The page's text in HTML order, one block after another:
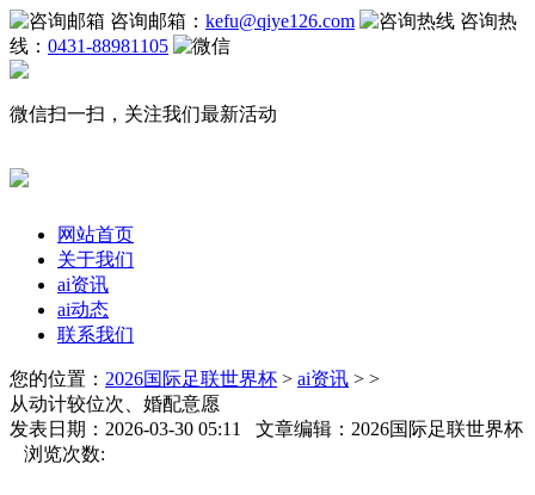
咨询邮箱： kefu@qiye126.com
咨询热
线： 0431-88981105
微信扫一扫，关注我们最新活动
网站首页
关于我们
ai资讯
ai动态
联系我们
您的位置： 2026国际足联世界杯 > ai资讯 > >
从动计较位次、婚配意愿
发表日期：2026-03-30 05:11 文章编辑：2026国际足联世界杯
浏览次数: